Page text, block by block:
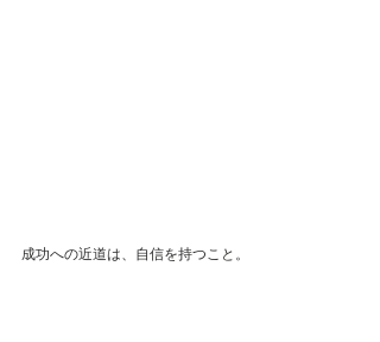
成功への近道は、自信を持つこと。